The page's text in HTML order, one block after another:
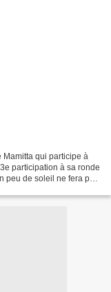
qui participe à
participation à sa ronde
de soleil ne fera pas